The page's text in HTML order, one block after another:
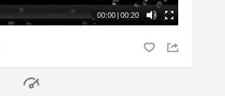
00:00 | 00:20